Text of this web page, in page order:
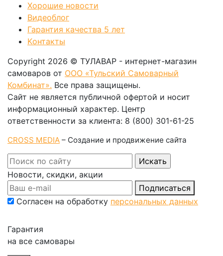
Хорошие новости
Видеоблог
Гарантия качества 5 лет
Kонтакты
Copyright 2026 © ТУЛАВАР - интернет-магазин
самоваров от ООО «Тульский Самоварный
Комбинат». Все права защищены.
Сайт не является публичной офертой и носит
информационный характер. Центр
ответственности за клиента: 8 (800) 301-61-25
CROSS MEDIA – Создание и продвижение сайта
Новости, скидки, акции
Подписаться
Согласен на обработку персональных данных
Гарантия
на все самовары